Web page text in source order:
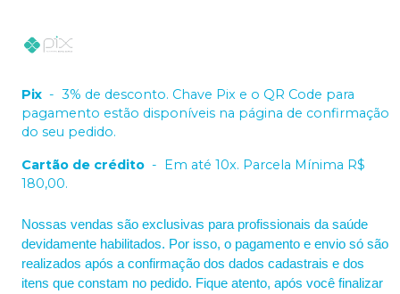
Pix - 3% de desconto. Chave Pix e o QR Code para
pagamento estão disponíveis na página de confirmação
do seu pedido.
Cartão de crédito - Em até 10x. Parcela Mínima R$
180,00.
Nossas vendas são exclusivas para profissionais da saúde
devidamente habilitados. Por isso, o pagamento e envio só são
realizados após a confirmação dos dados cadastrais e dos
itens que constam no pedido. Fique atento, após você finalizar